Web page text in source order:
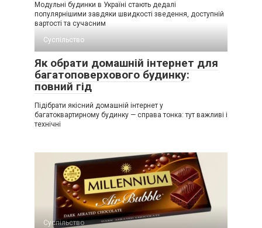
Модульні будинки в Україні стають дедалі
популярнішими завдяки швидкості зведення, доступній
вартості та сучасним
Суспільство
Як обрати домашній інтернет для
багатоповерхового будинку:
повний гід
Підібрати якісний домашній інтернет у
багатоквартирному будинку — справа тонка: тут важливі і
технічні
Суспільство